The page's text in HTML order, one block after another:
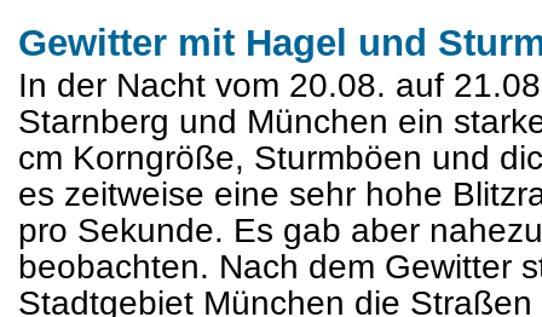
Gewitter mit Hagel und
In der Nacht vom 20.08. auf
Starnberg und München ein
cm Korngröße, Sturmböen und
es zeitweise eine sehr hohe
pro Sekunde. Es gab aber
beobachten. Nach dem Gewitter
Stadtgebiet München die